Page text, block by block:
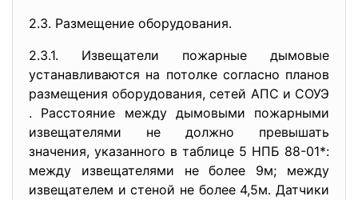
2.3. Размещение оборудования.
2.3.1. Извещатели пожарные дымовые
устанавливаются на потолке согласно планов
размещения оборудования, сетей АПС и СОУЭ
. Расстояние между дымовыми пожарными
извещателями не должно превышать
значения, указанного в таблице 5 НПБ 88-01*:
между извещателями не более 9м; между
извещателем и стеной не более 4,5м. Датчики